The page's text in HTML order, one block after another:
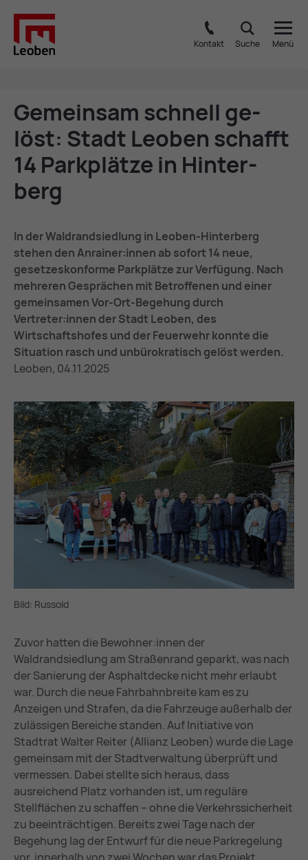
Kontakt Suche Menü
Ge­mein­sam schnell ge­
löst: Stadt Leo­ben schafft
14 Park­plät­ze in Hin­ter­
berg
In der Waldrandsiedlung in Leoben-Hinterberg
stehen den Anrainer:innen ab sofort 14 neue,
gesetzeskonforme Parkplätze zur Verfügung. Nach
mehreren Gesprächen mit Betroffenen und einer
gemeinsamen Vor-Ort-Begehung durch
Vertreter:innen der Stadt Leoben, des
Wirtschaftshofes und der Feuerwehr konnte die
Situation rasch und unbürokratisch gelöst werden.
Leoben, 04.11.2025
Bild: Russold
Zuvor hatten die Bewohner:innen der
Waldrandsiedlung am Straßenrand geparkt, was nach
der Sanierung der Asphaltdecke nicht mehr erlaubt
war. Durch die neue Fahrbahnbreite kam es zu
Anzeigen und Strafen, da die Fahrzeuge außerhalb der
zulässigen Bereiche standen. Auf Initiative von
Stadtrat Walter Reiter (Allianz Leoben) wurde die Lage
gemeinsam mit der Stadtverwaltung überprüft und
vermessen. Dabei stellte sich heraus, dass
ausreichend Platz vorhanden ist, um reguläre
Stellflächen zu schaffen – ohne die Verkehrssicherheit
zu beeinträchtigen. Bereits zwei Tage nach der
Begehung lag der Entwurf für die neue Parkregelung